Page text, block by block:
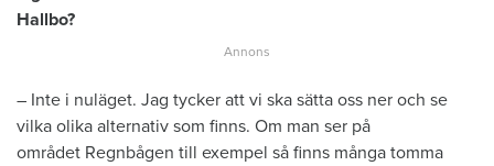
Hallbo?
– Inte i nuläget. Jag tycker att vi ska sätta oss ner och se
vilka olika alternativ som finns. Om man ser på
området Regnbågen till exempel så finns många tomma